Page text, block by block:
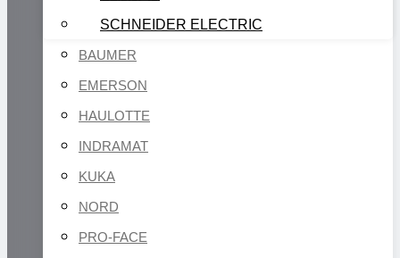
SCHNEIDER ELECTRIC
BAUMER
EMERSON
HAULOTTE
INDRAMAT
KUKA
NORD
PRO-FACE